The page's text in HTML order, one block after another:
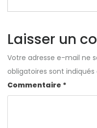
Laisser un
Votre adresse e-mail ne
obligatoires sont indiqués
Commentaire *